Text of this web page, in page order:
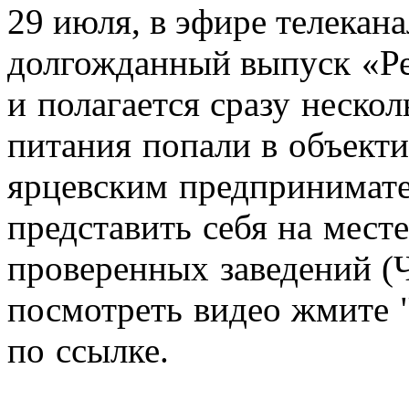
29 июля, в эфире
долгожданный выпуск
и полагается сразу
питания попали в
ярцевским
представить себя на
проверенных заведений
посмотреть видео жмите
по ссылке.